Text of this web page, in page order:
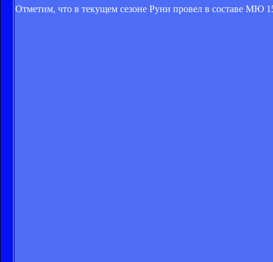
Отметим, что в текущем сезоне Руни провел в составе МЮ